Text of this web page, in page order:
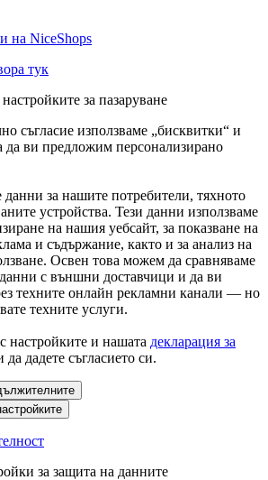
на NiceShops
тук
за пазаруване
съгласие използваме „бисквитки“ и
да ви предложим персонализирано
данни за нашите потребители, тяхното
устройства. Тези данни използваме
на нашия уебсайт, за показване на
и съдържание, както и за анализ на
Освен това можем да сравняваме
с външни доставчици и да ви
техните онлайн рекламни канали — но
техните услуги.
настройките и нашата декларация за
да дадете съгласието си.
за защита на данните